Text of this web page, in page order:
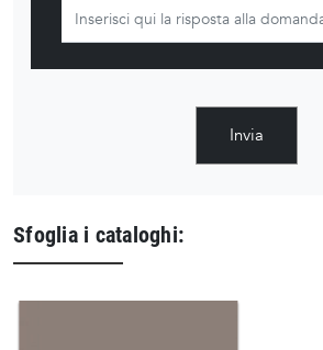
Invia
Sfoglia i cataloghi: